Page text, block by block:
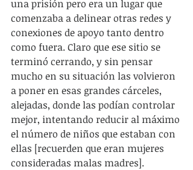
una prisión pero era un lugar que
comenzaba a delinear otras redes y
conexiones de apoyo tanto dentro
como fuera. Claro que ese sitio se
terminó cerrando, y sin pensar
mucho en su situación las volvieron
a poner en esas grandes cárceles,
alejadas, donde las podían controlar
mejor, intentando reducir al máximo
el número de niños que estaban con
ellas [recuerden que eran mujeres
consideradas malas madres].